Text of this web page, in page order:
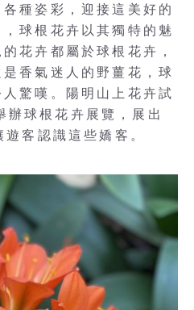
種姿彩，迎接這美好的
球根花卉以其獨特的魅
花卉都屬於球根花卉，
香氣迷人的野薑花，球
驚嘆。陽明山上花卉試
球根花卉展覽，展出
客認識這些嬌客。